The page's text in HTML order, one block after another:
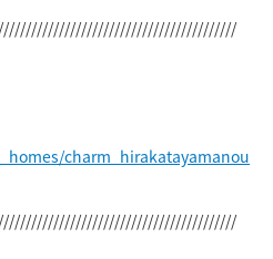
charm_hirakatayamanou